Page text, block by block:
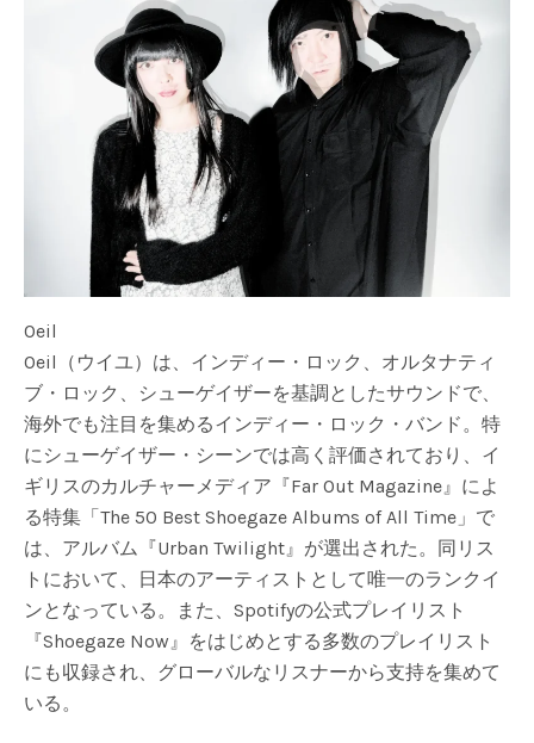
Oeil
Oeil（ウイユ）は、インディー・ロック、オルタナティ
ブ・ロック、シューゲイザーを基調としたサウンドで、
海外でも注目を集めるインディー・ロック・バンド。特
にシューゲイザー・シーンでは高く評価されており、イ
ギリスのカルチャーメディア『Far Out Magazine』によ
る特集「The 50 Best Shoegaze Albums of All Time」で
は、アルバム『Urban Twilight』が選出された。同リス
トにおいて、日本のアーティストとして唯一のランクイ
ンとなっている。また、Spotifyの公式プレイリスト
『Shoegaze Now』をはじめとする多数のプレイリスト
にも収録され、グローバルなリスナーから支持を集めて
いる。